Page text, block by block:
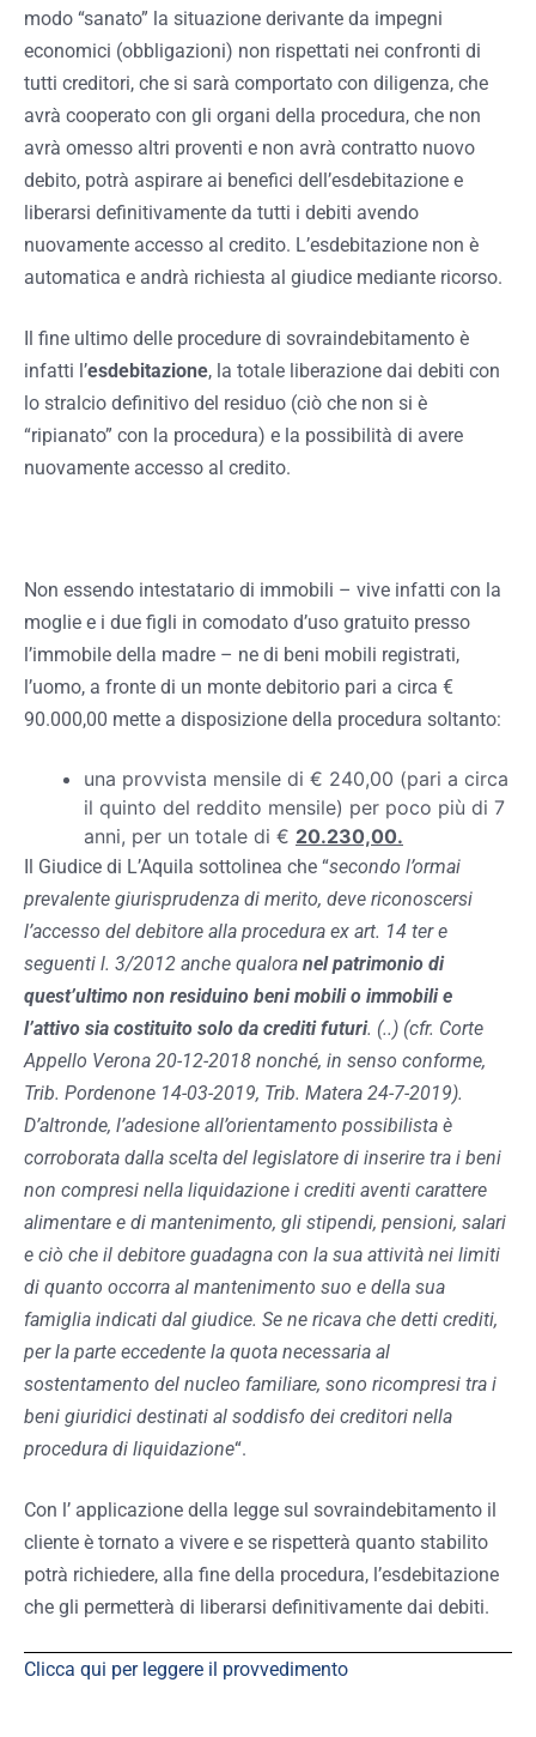
modo “sanato” la situazione derivante da impegni
economici (obbligazioni) non rispettati nei confronti di
tutti creditori, che si sarà comportato con diligenza, che
avrà cooperato con gli organi della procedura, che non
avrà omesso altri proventi e non avrà contratto nuovo
debito, potrà aspirare ai benefici dell’esdebitazione e
liberarsi definitivamente da tutti i debiti avendo
nuovamente accesso al credito. L’esdebitazione non è
automatica e andrà richiesta al giudice mediante ricorso.
Il fine ultimo delle procedure di sovraindebitamento è
infatti l’esdebitazione, la totale liberazione dai debiti con
lo stralcio definitivo del residuo (ciò che non si è
“ripianato” con la procedura) e la possibilità di avere
nuovamente accesso al credito.
Non essendo intestatario di immobili – vive infatti con la
moglie e i due figli in comodato d’uso gratuito presso
l’immobile della madre – ne di beni mobili registrati,
l’uomo, a fronte di un monte debitorio pari a circa €
90.000,00 mette a disposizione della procedura soltanto:
una provvista mensile di € 240,00 (pari a circa
il quinto del reddito mensile) per poco più di 7
anni, per un totale di € 20.230,00.
Il Giudice di L’Aquila sottolinea che “secondo l’ormai
prevalente giurisprudenza di merito, deve riconoscersi
l’accesso del debitore alla procedura ex art. 14 ter e
seguenti l. 3/2012 anche qualora nel patrimonio di
quest’ultimo non residuino beni mobili o immobili e
l’attivo sia costituito solo da crediti futuri. (..) (cfr. Corte
Appello Verona 20-12-2018 nonché, in senso conforme,
Trib. Pordenone 14-03-2019, Trib. Matera 24-7-2019).
D’altronde, l’adesione all’orientamento possibilista è
corroborata dalla scelta del legislatore di inserire tra i beni
non compresi nella liquidazione i crediti aventi carattere
alimentare e di mantenimento, gli stipendi, pensioni, salari
e ciò che il debitore guadagna con la sua attività nei limiti
di quanto occorra al mantenimento suo e della sua
famiglia indicati dal giudice. Se ne ricava che detti crediti,
per la parte eccedente la quota necessaria al
sostentamento del nucleo familiare, sono ricompresi tra i
beni giuridici destinati al soddisfo dei creditori nella
procedura di liquidazione“.
Con l’ applicazione della legge sul sovraindebitamento il
cliente è tornato a vivere e se rispetterà quanto stabilito
potrà richiedere, alla fine della procedura, l’esdebitazione
che gli permetterà di liberarsi definitivamente dai debiti.
Clicca qui per leggere il provvedimento